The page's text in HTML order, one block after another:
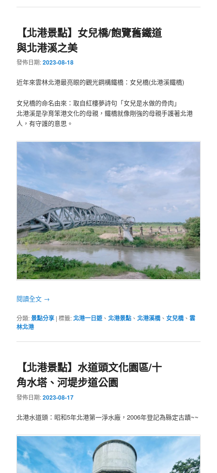
【北港景點】女兒橋/飽覽舊鐵道
與北港溪之美
發佈日期:2023-08-18
近年來雲林北港最亮眼的觀光鋼構鐵橋：女兒橋(北港溪鐵橋)
女兒橋的命名由來：取自紅樓夢詩句「女兒是水做的骨肉」
北港溪是孕育笨港文化的母親，鐵橋就像剛強的母親手護著北港
人，有守護的意思。
閱讀全文 →
分類:景點分享 |標籤:北港一日遊 、北港景點 、北港溪橋、女兒橋、雲
林北港
【北港景點】水道頭文化園區/十
角水塔、河堤步道公園
發佈日期:2023-08-17
北港水道頭：昭和5年北港第一淨水廠，2006年登記為縣定古蹟~~